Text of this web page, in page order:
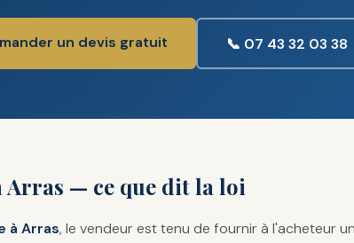
un devis gratuit 📞 07 43 32 03 38
Arras — ce que dit la loi
à Arras, le vendeur est tenu de fournir à l'acheteur un